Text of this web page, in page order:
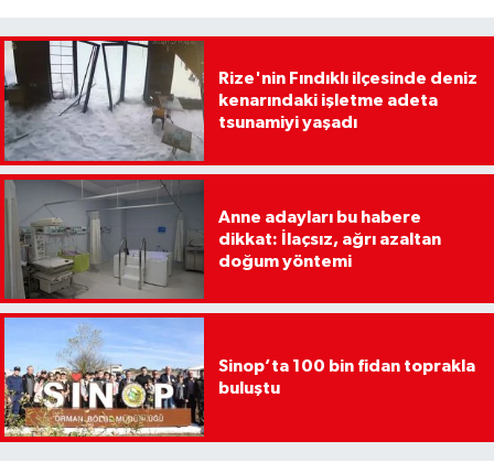
Rize'nin Fındıklı ilçesinde deniz
kenarındaki işletme adeta
tsunamiyi yaşadı
Anne adayları bu habere
dikkat: İlaçsız, ağrı azaltan
doğum yöntemi
Sinop’ta 100 bin fidan toprakla
buluştu